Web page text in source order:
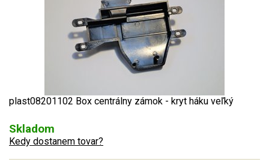
plast08201102 Box centrálny zámok - kryt háku veľký
Skladom
Kedy dostanem tovar?